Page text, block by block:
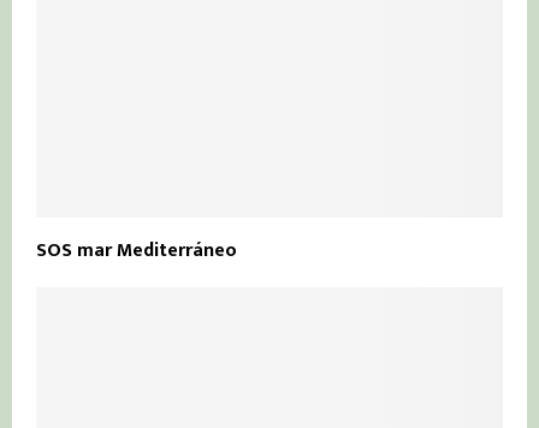
SOS mar Mediterráneo